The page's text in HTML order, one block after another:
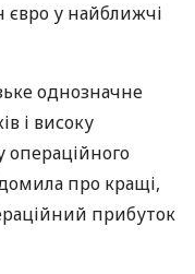
євро у найближчі
однозначне
і високу
про кращі,
прибуток